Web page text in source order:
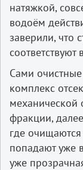
натяжкой,
водоём
заверили, что
Сами
комплекс
механической
фракции,
где
попадают уже
уже